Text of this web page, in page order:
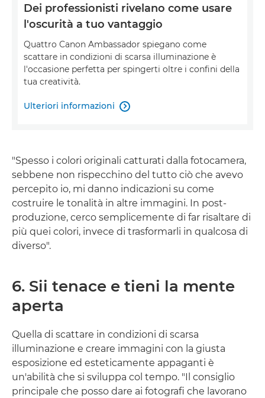
Dei professionisti rivelano come usare
l'oscurità a tuo vantaggio
Quattro Canon Ambassador spiegano come
scattare in condizioni di scarsa illuminazione è
l'occasione perfetta per spingerti oltre i confini della
tua creatività.
Ulteriori informazioni 
"Spesso i colori originali catturati dalla fotocamera,
sebbene non rispecchino del tutto ciò che avevo
percepito io, mi danno indicazioni su come
costruire le tonalità in altre immagini. In post-
produzione, cerco semplicemente di far risaltare di
più quei colori, invece di trasformarli in qualcosa di
diverso".
6. Sii tenace e tieni la mente
aperta
Quella di scattare in condizioni di scarsa
illuminazione e creare immagini con la giusta
esposizione ed esteticamente appaganti è
un'abilità che si sviluppa col tempo. "Il consiglio
principale che posso dare ai fotografi che lavorano